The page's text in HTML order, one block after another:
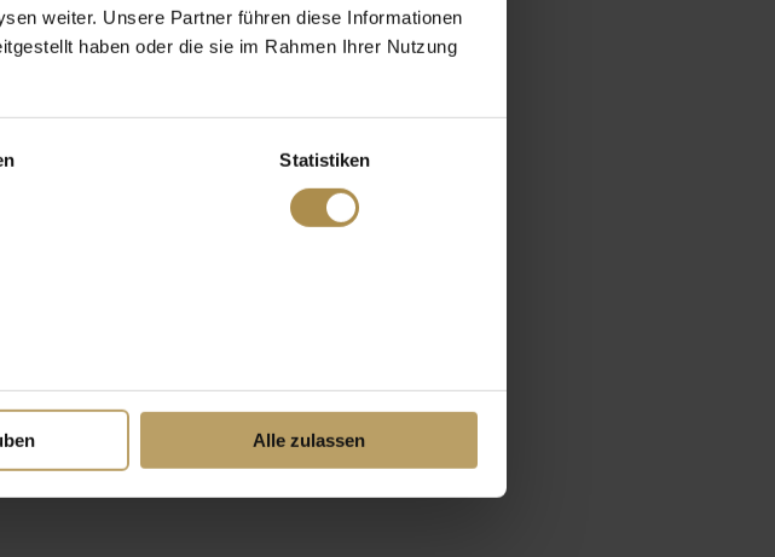
weiter. Unsere Partner führen diese Informationen
haben oder die sie im Rahmen Ihrer Nutzung
Statistiken
Alle zulassen